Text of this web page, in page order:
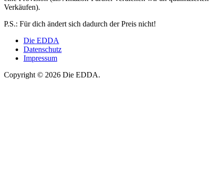
Verkäufen).
P.S.: Für dich ändert sich dadurch der Preis nicht!
Die EDDA
Datenschutz
Impressum
Copyright © 2026 Die EDDA.